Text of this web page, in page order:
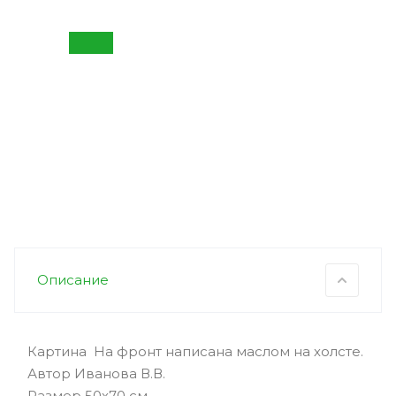
Описание
Картина На фронт написана маслом на холсте.
Автор Иванова В.В.